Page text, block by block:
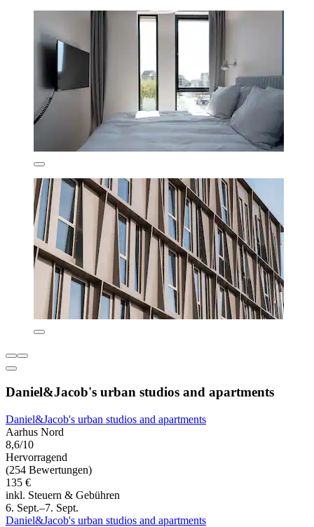
Daniel&Jacob's urban studios and apartments
Daniel&Jacob's urban studios and apartments
Aarhus Nord
8,6/10
Hervorragend
(254 Bewertungen)
135 €
inkl. Steuern & Gebühren
6. Sept.–7. Sept.
Daniel&Jacob's urban studios and apartments